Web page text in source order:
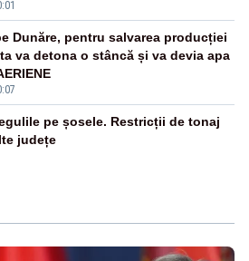
Dunăre, pentru salvarea producției
va detona o stâncă și va devia apa
pe șosele. Restricții de tonaj
județe